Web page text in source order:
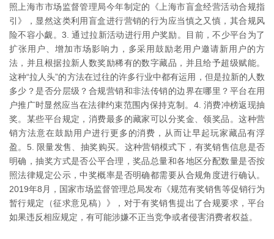
照上海市市场监督管理局今年制定的《上海市盲盒经营活动合规指
引》，显然这类利用盲盒进行营销的行为应当慎之又慎，其合规风
险不容小觑。3. 通过拉新活动进行用户奖励。目前，不少平台为了
扩张用户、增加市场影响力，多采用鼓励老用户邀请新用户的方
法，并且根据拉新人数奖励稀有的数字藏品，并且给予超级赋能。
这种“拉人头”的方法在过往的许多行业中都有运用，但是拉新的人数
多少？是否分层级？合规营销和非法传销的边界在哪里？平台在用
户推广时显然应当在法律约束范围内保持克制。4. 消费冲榜返现抽
奖。某些平台规定，消费最多的藏家可以分奖金、领奖品。这种营
销方法意在鼓励用户进行更多的消费，从而让早起玩家藏品有浮
盈。5. 限量发售、抽奖购买。这种营销模式下，有奖销售信息是否
明确，抽奖方式是否公平合理，奖品总量和各地区分配数量是否按
照法律规定公示，中奖概率是否明确都需要从合规角度进行确认。
2019年8月，国家市场监督管理总局发布《规范有奖销售等促销行为
暂行规定（征求意见稿）》，对于有奖销售提出了合规要求，平台
如果违反相应规定，有可能涉嫌不正当竞争或者侵害消费者权益。